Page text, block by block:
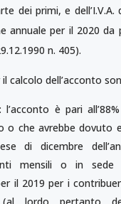
dei primi, e
annuale per il 2020 da
n. 405).
calcolo dell’acconto
: l’acconto è pari
o che avrebbe dovuto
di dicembre
mensili o in sede
il 2019 per i